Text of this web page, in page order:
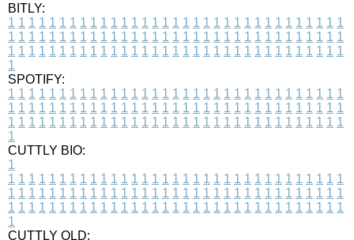
BITLY:
1 1 1 1 1 1 1 1 1 1 1 1 1 1 1 1 1 1 1 1 1 1 1 1 1 1 1 1 1 1 1 1 1
1 1 1 1 1 1 1 1 1 1 1 1 1 1 1 1 1 1 1 1 1 1 1 1 1 1 1 1 1 1 1 1 1
1 1 1 1 1 1 1 1 1 1 1 1 1 1 1 1 1 1 1 1 1 1 1 1 1 1 1 1 1 1 1 1 1
1
SPOTIFY:
1 1 1 1 1 1 1 1 1 1 1 1 1 1 1 1 1 1 1 1 1 1 1 1 1 1 1 1 1 1 1 1 1
1 1 1 1 1 1 1 1 1 1 1 1 1 1 1 1 1 1 1 1 1 1 1 1 1 1 1 1 1 1 1 1 1
1 1 1 1 1 1 1 1 1 1 1 1 1 1 1 1 1 1 1 1 1 1 1 1 1 1 1 1 1 1 1 1 1
1
CUTTLY BIO:
1
1 1 1 1 1 1 1 1 1 1 1 1 1 1 1 1 1 1 1 1 1 1 1 1 1 1 1 1 1 1 1 1 1
1 1 1 1 1 1 1 1 1 1 1 1 1 1 1 1 1 1 1 1 1 1 1 1 1 1 1 1 1 1 1 1 1
1 1 1 1 1 1 1 1 1 1 1 1 1 1 1 1 1 1 1 1 1 1 1 1 1 1 1 1 1 1 1 1 1
1
CUTTLY OLD: